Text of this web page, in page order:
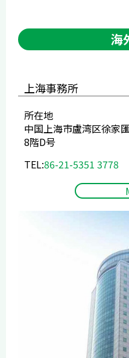
海
上海事務所
所在地
中国上海市盧湾区徐家
8階D号
TEL:86-21-5351 3778